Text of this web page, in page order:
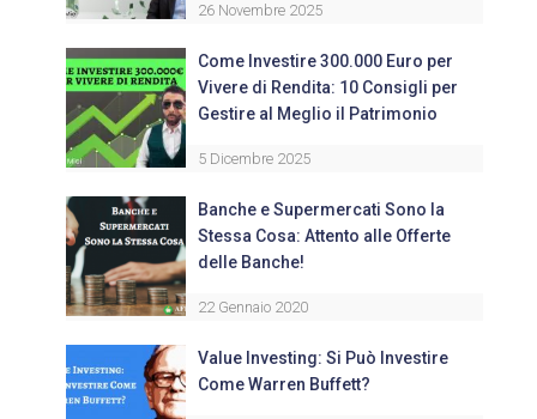
26 Novembre 2025
Come Investire 300.000 Euro per
Vivere di Rendita: 10 Consigli per
Gestire al Meglio il Patrimonio
5 Dicembre 2025
Banche e Supermercati Sono la
Stessa Cosa: Attento alle Offerte
delle Banche!
22 Gennaio 2020
Value Investing: Si Può Investire
Come Warren Buffett?